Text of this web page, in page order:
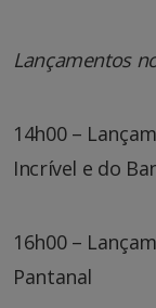
Lançamentos
14h00 –
Incrível e do
16h00 –
Pantanal